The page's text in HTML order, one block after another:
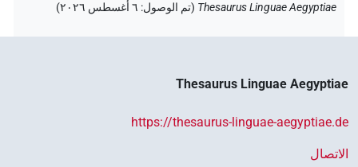
Thesaurus Linguae Aegyptiae
(تم الوصول: ٦ أغسطس ٢٠٢٦ )
Thesaurus Linguae Aegyptiae
https://thesaurus-linguae-aegyptiae.de
الاتصال